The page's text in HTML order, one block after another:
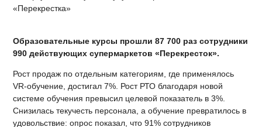
Образовательные курсы прошли 87 700 раз сотрудники
990 действующих супермаркетов «Перекресток».
Рост продаж по отдельным категориям, где применялось
VR-обучение, достигал 7%. Рост РТО благодаря новой
системе обучения превысил целевой показатель в 3%.
Снизилась текучесть персонала, а обучение превратилось в
удовольствие: опрос показал, что 91% сотрудников